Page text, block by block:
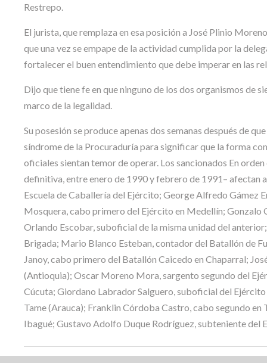
Restrepo.
El jurista, que remplaza en esa posición a José Plinio
que una vez se empape de la actividad cumplida por la
fortalecer el buen entendimiento que debe imperar en las
Dijo que tiene fe en que ninguno de los dos organismos de
marco de la legalidad.
Su posesión se produce apenas dos semanas después de
síndrome de la Procuraduría para significar que la forma
oficiales sientan temor de operar. Los sancionados En
definitiva, entre enero de 1990 y febrero de 1991– afectan
Escuela de Caballería del Ejército; George Alfredo Gámez
Mosquera, cabo primero del Ejército en Medellín;
Orlando Escobar, suboficial de la misma unidad del
Brigada; Mario Blanco Esteban, contador del Batallón de
Janoy, cabo primero del Batallón Caicedo en Chaparral;
(Antioquia); Oscar Moreno Mora, sargento segundo del
Cúcuta; Giordano Labrador Salguero, suboficial del
Tame (Arauca); Franklin Córdoba Castro, cabo segundo
Ibagué; Gustavo Adolfo Duque Rodríguez, subteniente del